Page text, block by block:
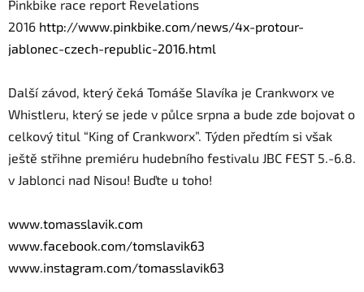
Pinkbike race report Revelations
2016 http://www.pinkbike.com/news/4x-protour-
jablonec-czech-republic-2016.html
Další závod, který čeká Tomáše Slavíka je Crankworx ve
Whistleru, který se jede v půlce srpna a bude zde bojovat o
celkový titul “King of Crankworx”. Týden předtím si však
ještě střihne premiéru hudebního festivalu JBC FEST 5.-6.8.
v Jablonci nad Nisou! Buďte u toho!
www.tomasslavik.com
www.facebook.com/tomslavik63
www.instagram.com/tomasslavik63